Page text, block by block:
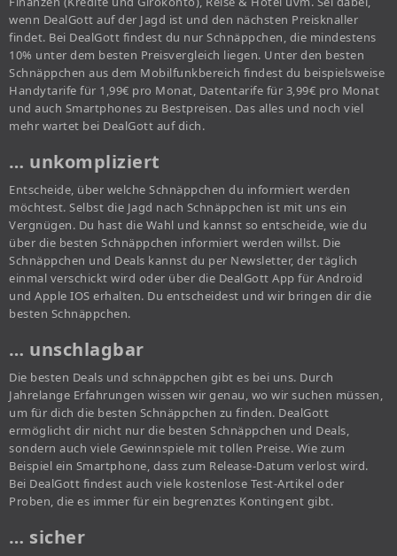
wenn DealGott auf der Jagd ist und den nächsten Preisknaller
findet. Bei DealGott findest du nur Schnäppchen, die mindestens
10% unter dem besten Preisvergleich liegen. Unter den besten
Schnäppchen aus dem Mobilfunkbereich findest du beispielsweise
Handytarife für 1,99€ pro Monat, Datentarife für 3,99€ pro Monat
und auch Smartphones zu Bestpreisen. Das alles und noch viel
mehr wartet bei DealGott auf dich.
… unkompliziert
Entscheide, über welche Schnäppchen du informiert werden
möchtest. Selbst die Jagd nach Schnäppchen ist mit uns ein
Vergnügen. Du hast die Wahl und kannst so entscheide, wie du
über die besten Schnäppchen informiert werden willst. Die
Schnäppchen und Deals kannst du per Newsletter, der täglich
einmal verschickt wird oder über die DealGott App für Android
und Apple IOS erhalten. Du entscheidest und wir bringen dir die
besten Schnäppchen.
… unschlagbar
Die besten Deals und schnäppchen gibt es bei uns. Durch
Jahrelange Erfahrungen wissen wir genau, wo wir suchen müssen,
um für dich die besten Schnäppchen zu finden. DealGott
ermöglicht dir nicht nur die besten Schnäppchen und Deals,
sondern auch viele Gewinnspiele mit tollen Preise. Wie zum
Beispiel ein Smartphone, dass zum Release-Datum verlost wird.
Bei DealGott findest auch viele kostenlose Test-Artikel oder
Proben, die es immer für ein begrenztes Kontingent gibt.
… sicher